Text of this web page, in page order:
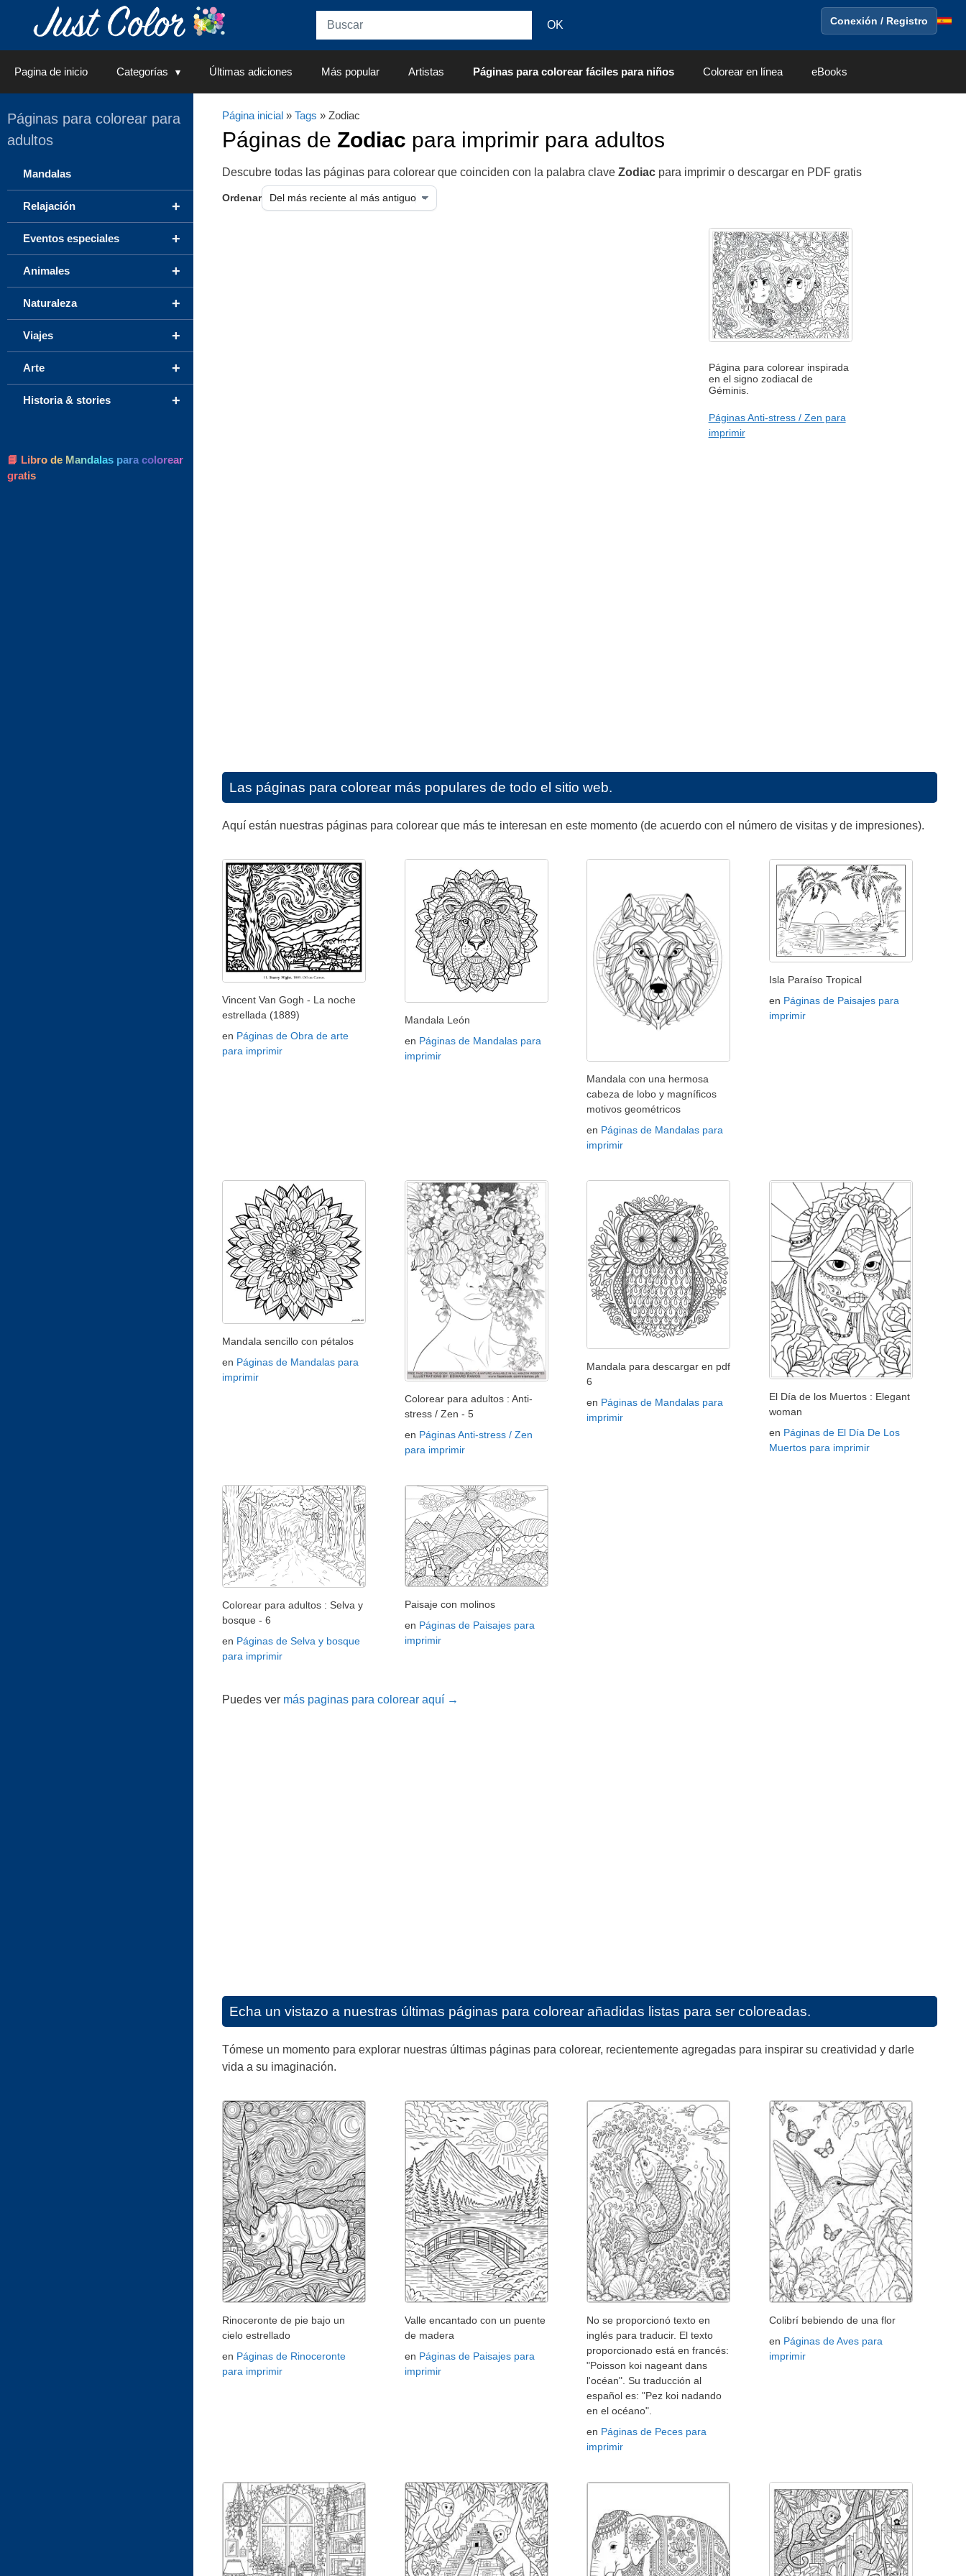
Conexión / Registro
Pagina de inicio Categorías Últimas adiciones Más popular Artistas Páginas para colorear fáciles para niños Colorear en línea eBooks
Página inicial» Tags » Zodiac
Páginas de Zodiac para imprimir para adultos
Descubre todas las páginas para colorear que coinciden con la palabra clave Zodiacpara imprimir o descargar en PDF gratis
Ordenar
Página para colorear inspirada
en el signo zodiacal de
Géminis.
Páginas Anti-stress / Zen para
imprimir
Las páginas para colorear más populares de todo el sitio web.
Aquí están nuestras páginas para colorear que más te interesan en este momento (de acuerdo con el número de visitas y de impresiones).
Vincent Van Gogh - La noche
estrellada (1889)
en Páginas de Obra de arte
para imprimir
Mandala León
en Páginas de Mandalas para
imprimir
Mandala con una hermosa
cabeza de lobo y magníficos
motivos geométricos
en Páginas de Mandalas para
imprimir
Isla Paraíso Tropical
en Páginas de Paisajes para
imprimir
Mandala sencillo con pétalos
en Páginas de Mandalas para
imprimir
Colorear para adultos : Anti-
stress / Zen - 5
en Páginas Anti-stress / Zen
para imprimir
Mandala para descargar en pdf
6
en Páginas de Mandalas para
imprimir
El Día de los Muertos : Elegant
woman
en Páginas de El Día De Los
Muertos para imprimir
Colorear para adultos : Selva y
bosque - 6
en Páginas de Selva y bosque
para imprimir
Paisaje con molinos
en Páginas de Paisajes para
imprimir
Puedes ver más paginas para colorear aquí →
Echa un vistazo a nuestras últimas páginas para colorear añadidas listas para ser coloreadas.
Tómese un momento para explorar nuestras últimas páginas para colorear, recientemente agregadas para inspirar su creatividad y darle
vida a su imaginación.
Rinoceronte de pie bajo un
cielo estrellado
en Páginas de Rinoceronte
para imprimir
Valle encantado con un puente
de madera
en Páginas de Paisajes para
imprimir
No se proporcionó texto en
inglés para traducir. El texto
proporcionado está en francés:
"Poisson koi nageant dans
l'océan". Su traducción al
español es: "Pez koi nadando
en el océano".
en Páginas de Peces para
imprimir
Colibrí bebiendo de una flor
en Páginas de Aves para
imprimir
Páginas para colorear para
adultos
Mandalas
+
Relajación
+
Eventos especiales
+
Animales
+
Naturaleza
+
Viajes
+
Arte
+
Historia & stories
📘 Libro de Mandalas para colorear
gratis